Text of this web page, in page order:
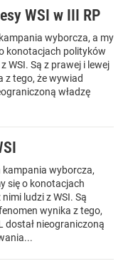
WSI w III RP
wyborcza, a my
konotacjach polityków
WSI. Są z prawej i lewej
z tego, że wywiad
władzę
kampania wyborcza,
się o konotacjach
ludzi z WSI. Są
wynika z tego,
dostał nieograniczoną